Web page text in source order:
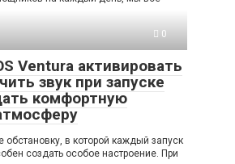
0
Ventura активировать
звук при запуске
комфортную
обстановку, в которой каждый запуск
создать особое настроение. При